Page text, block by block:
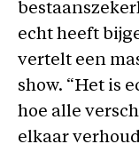
echt heeft
vertelt een
show. “Het is
hoe alle
elkaar